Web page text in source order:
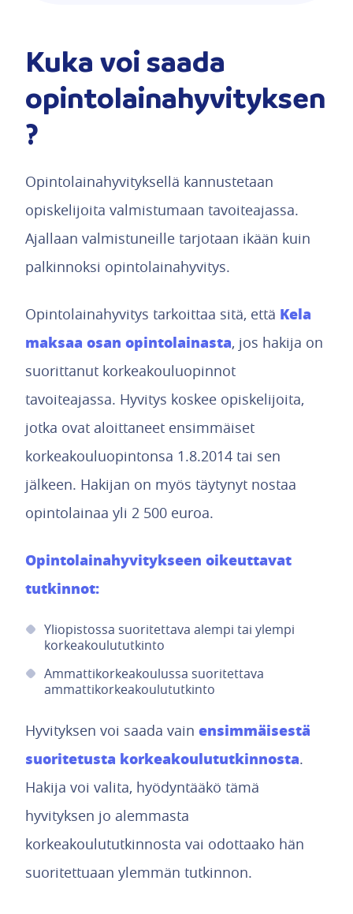
Kuka voi saada
opintolainahyvityksen
?
Opintolainahyvityksellä kannustetaan
opiskelijoita valmistumaan tavoiteajassa.
Ajallaan valmistuneille tarjotaan ikään kuin
palkinnoksi opintolainahyvitys.
Opintolainahyvitys tarkoittaa sitä, että Kela
maksaa osan opintolainasta, jos hakija on
suorittanut korkeakouluopinnot
tavoiteajassa. Hyvitys koskee opiskelijoita,
jotka ovat aloittaneet ensimmäiset
korkeakouluopintonsa 1.8.2014 tai sen
jälkeen. Hakijan on myös täytynyt nostaa
opintolainaa yli 2 500 euroa.
Opintolainahyvitykseen oikeuttavat
tutkinnot:
Yliopistossa suoritettava alempi tai ylempi
korkeakoulututkinto
Ammattikorkeakoulussa suoritettava
ammattikorkeakoulututkinto
Hyvityksen voi saada vain ensimmäisestä
suoritetusta korkeakoulututkinnosta.
Hakija voi valita, hyödyntääkö tämä
hyvityksen jo alemmasta
korkeakoulututkinnosta vai odottaako hän
suoritettuaan ylemmän tutkinnon.